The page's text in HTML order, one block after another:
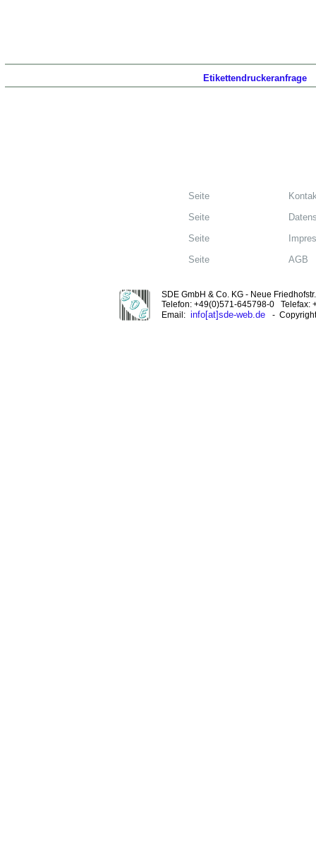
Etikettendruckeranfrage
Seite
Seite
Seite
Seite
AGB
SDE GmbH & Co. KG - Neue
Telefon: +49(0)571-645798-0 Telefax:
Email: info[at]sde-web.de -